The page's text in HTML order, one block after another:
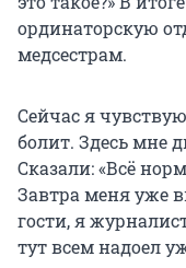
ординаторскую
медсестрам.
Сейчас я
болит. Здесь мне
Сказали: «Всё
Завтра меня уже
гости, я
тут всем надоел